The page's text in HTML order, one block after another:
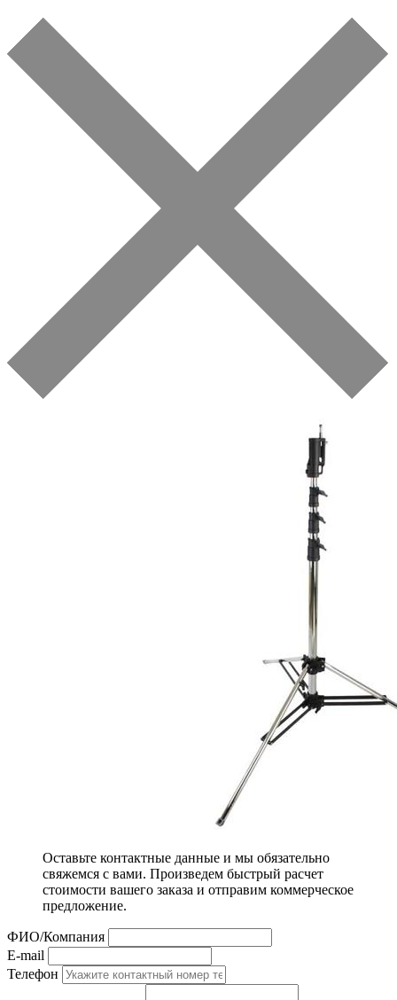
Оставьте контактные данные и мы обязательно
свяжемся с вами. Произведем быстрый расчет
стоимости вашего заказа и отправим коммерческое
предложение.
ФИО/Компания
E-mail
Телефон